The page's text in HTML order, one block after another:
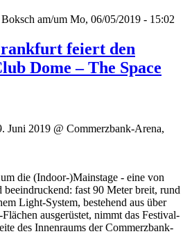
am/um Mo, 06/05/2019 - 15:02
feiert den
Dome – The Space
Juni 2019 @ Commerzbank-Arena,
die (Indoor-)Mainstage - eine von
beeindruckend: fast 90 Meter breit, rund
Light-System, bestehend aus über
ausgerüstet, nimmt das Festival-
des Innenraums der Commerzbank-